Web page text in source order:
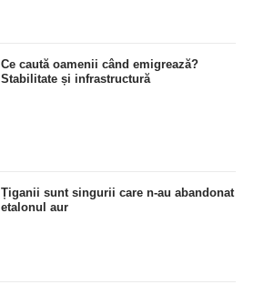
Ce caută oamenii când emigrează?
Stabilitate și infrastructură
Țiganii sunt singurii care n-au abandonat
etalonul aur